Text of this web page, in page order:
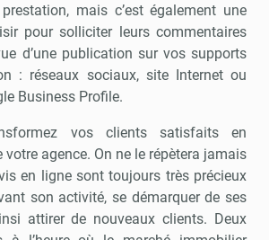
mais c’est également une
pour solliciter leurs commentaires
d’une publication sur vos supports
: réseaux sociaux, site Internet ou
Business Profile.
vos clients satisfaits en
votre agence. On ne le répètera jamais
en ligne sont toujours très précieux
son activité, se démarquer de ses
attirer de nouveaux clients. Deux